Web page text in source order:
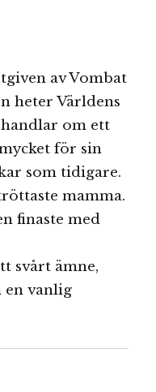
av Vombat
heter Världens
om ett
för sin
som tidigare.
mamma.
finaste med
svårt ämne,
en vanlig